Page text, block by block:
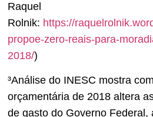
Raquel
Rolnik: https://
propoe-zero-reais-para-
2018/)
³Análise do INESC mostra
orçamentária de 2018 altera
de gasto do Governo Federal,